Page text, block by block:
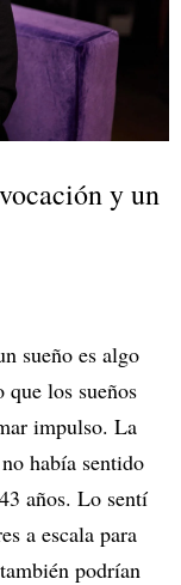
y un
sueño es algo
los sueños
impulso. La
había sentido
años. Lo sentí
a escala para
podrían